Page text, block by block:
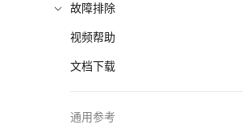
故障排除
视频帮助
文档下载
通用参考